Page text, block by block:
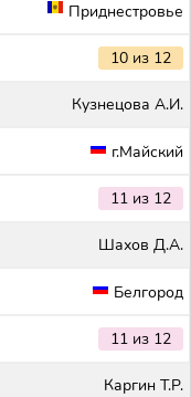
Приднестровье
10 из 12
Кузнецова А.И.
г.Майский
11 из 12
Шахов Д.А.
Белгород
11 из 12
Каргин Т.Р.